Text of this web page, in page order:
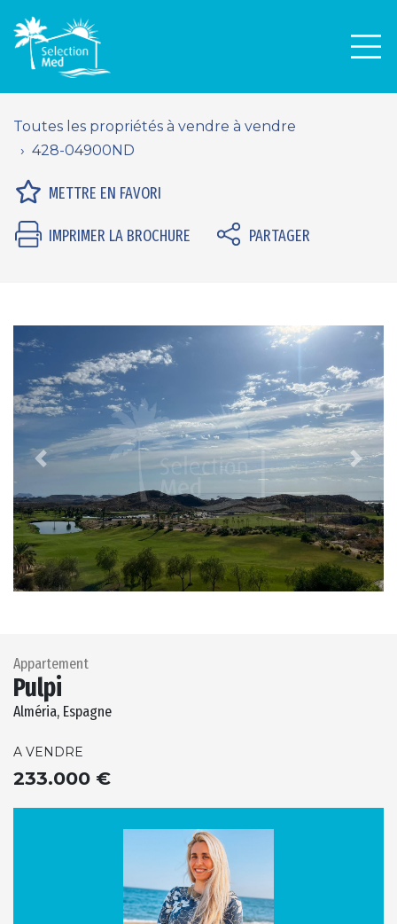
Toutes les propriétés à vendre à vendre
428-04900ND
METTRE EN FAVORI
IMPRIMER LA BROCHURE PARTAGER
Previous Next
Appartement
Pulpi
Alméria, Espagne
A VENDRE
233.000 €